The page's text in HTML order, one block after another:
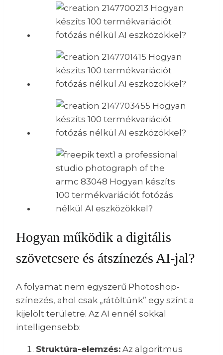
Hogyan működik a digitális
szövetcsere és átszínezés AI-jal?
A folyamat nem egyszerű Photoshop-
színezés, ahol csak „rátöltünk” egy színt a
kijelölt területre. Az AI ennél sokkal
intelligensebb:
Struktúra-elemzés: Az algoritmus